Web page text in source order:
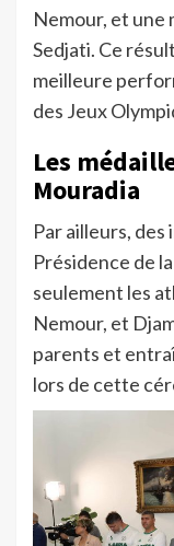
Nemour, et une
Sedjati. Ce
meilleure
des Jeux
Les
Mouradia
Par ailleurs, des
Présidence de
seulement les
Nemour, et
parents et
lors de cette